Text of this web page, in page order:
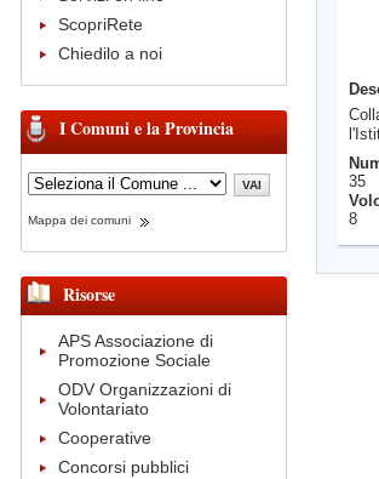
ScopriRete
Chiedilo a noi
I Comuni e la Provincia
Mappa dei comuni
Risorse
APS Associazione di
Promozione Sociale
ODV Organizzazioni di
Volontariato
Cooperative
Concorsi pubblici
35
8